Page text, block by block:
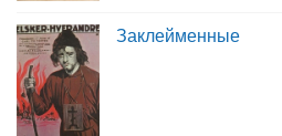
Заклейменные